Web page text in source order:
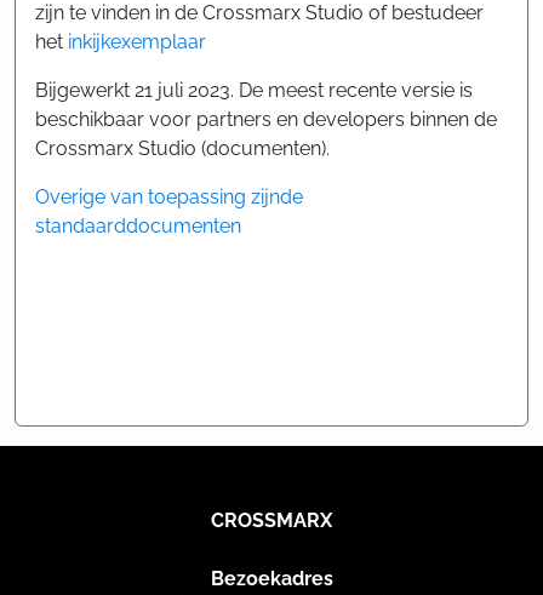
zijn te vinden in de Crossmarx Studio of bestudeer
het inkijkexemplaar
Bijgewerkt 21 juli 2023. De meest recente versie is
beschikbaar voor partners en developers binnen de
Crossmarx Studio (documenten).
Overige van toepassing zijnde
standaarddocumenten
CROSSMARX
Bezoekadres